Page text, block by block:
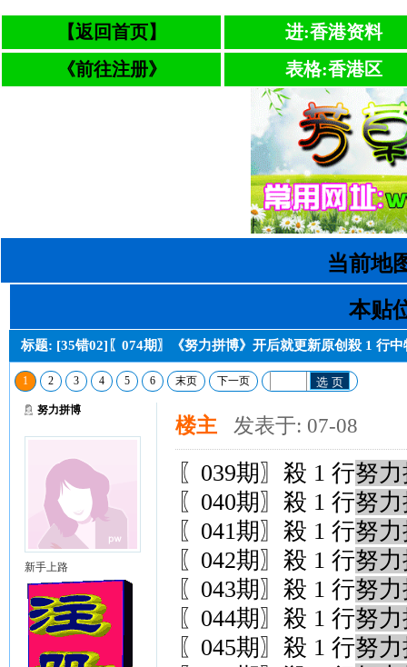
【返回首页】
进:香港资料
《前往注册》
表格:香港区
当前地
本贴
标题: [35错02]〖074期〗《努力拼博》开后就更新原创殺 1 行
1 2 3 4 5 6 末页 下一页 选 页
努力拼博
新手上路
楼主 发表于: 07-08
〖039期〗殺 1 行努
〖040期〗殺 1 行努
〖041期〗殺 1 行努
〖042期〗殺 1 行努
〖043期〗殺 1 行努
〖044期〗殺 1 行努
〖045期〗殺 1 行努